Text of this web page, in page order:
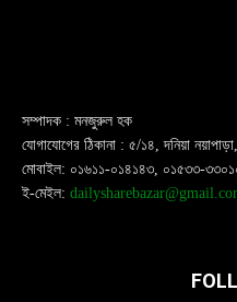
সম্পাদক : মনজুরুল হক
যোগাযোগের ঠিকানা : ৫/১৪, দনিয়া
মোবাইল: ০১৬১১-০১৪১৪৩, ০১৫৩৩-
ই-মেইল: